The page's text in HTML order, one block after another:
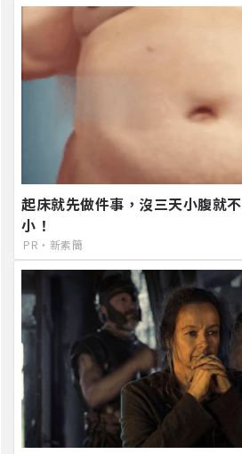
起床就先做件事，沒三天小腹就
小！
PR・新素簡